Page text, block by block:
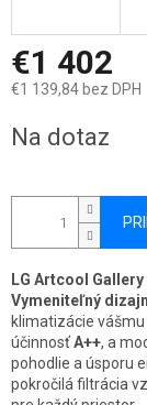
€1 402
€1 139,84 bez DPH
cena:
Na dotaz
LG Artcool Gallery
Vymeniteľný dizajn
klimatizácie
účinnosťA++, a
pohodlie a úsporu
pokročilá filtrácia